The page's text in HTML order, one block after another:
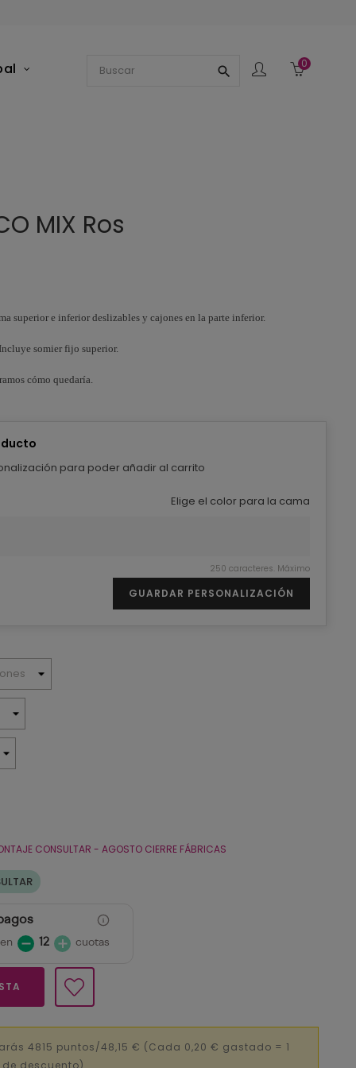
search
0
MIX Ros
superior e inferior deslizables y cajones en la parte inferior.
somier fijo superior.
cómo quedaría.
para poder añadir al carrito
Elige el color para la cama
250 caracteres. Máximo
GUARDAR PERSONALIZACIÓN
CONSULTAR - AGOSTO CIERRE FÁBRICAS
12 cuotas
4815 puntos/48,15 € (Cada 0,20 € gastado = 1